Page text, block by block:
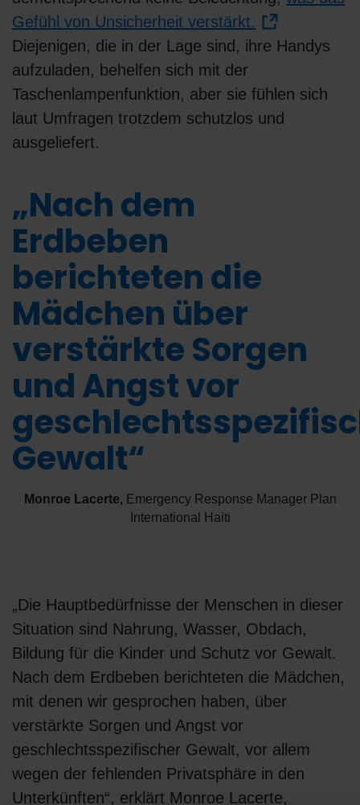
Gefühl von Unsicherheit verstärkt.
Diejenigen, die in der Lage sind, ihre Handys
aufzuladen, behelfen sich mit der
Taschenlampenfunktion, aber sie fühlen sich
laut Umfragen trotzdem schutzlos und
ausgeliefert.
„Nach dem
Erdbeben
berichteten die
Mädchen über
verstärkte Sorgen
und Angst vor
Gewalt“
Monroe Lacerte, Emergency Response Manager Plan
International Haiti
„Die Hauptbedürfnisse der Menschen in dieser
Situation sind Nahrung, Wasser, Obdach,
Bildung für die Kinder und Schutz vor Gewalt.
Nach dem Erdbeben berichteten die Mädchen,
mit denen wir gesprochen haben, über
verstärkte Sorgen und Angst vor
geschlechtsspezifischer Gewalt, vor allem
wegen der fehlenden Privatsphäre in den
Unterkünften“, erklärt Monroe Lacerte,